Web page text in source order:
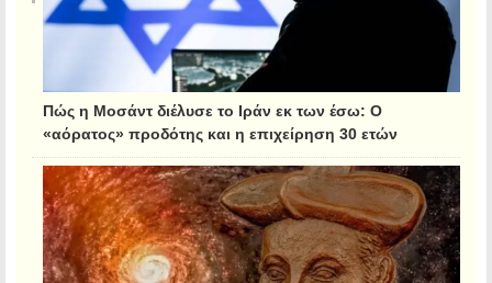
Πώς η Μοσάντ διέλυσε το Ιράν εκ των έσω: Ο
«αόρατος» προδότης και η επιχείρηση 30 ετών